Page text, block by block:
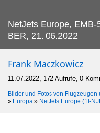
NetJets Europe,
BER, 21. 06.2022
Frank Maczkowicz
11.07.2022, 172 Aufrufe, 0
Bilder und Fotos von Flugzeugen
» Europa » NetJets Europe (1I-